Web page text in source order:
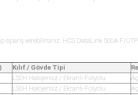
verebilirsiniz. HCS DataLink 500A F/UTP
Kılıf / Gövde Tipi
LS0H Halojensiz / Ekranlı-Folyolu
LS0H Halojensiz / Ekranlı-Folyolu